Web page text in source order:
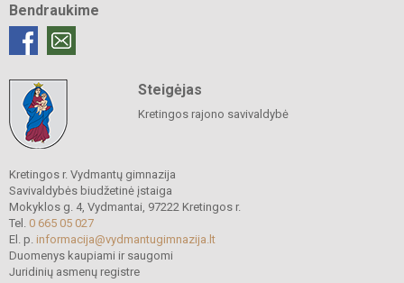
Bendraukime
Steigėjas
Kretingos rajono savivaldybė
Kretingos r. Vydmantų gimnazija
Savivaldybės biudžetinė įstaiga
Mokyklos g. 4, Vydmantai, 97222 Kretingos r.
Tel. 0 665 05 027
El. p. informacija@vydmantugimnazija.lt
Duomenys kaupiami ir saugomi
Juridinių asmenų registre